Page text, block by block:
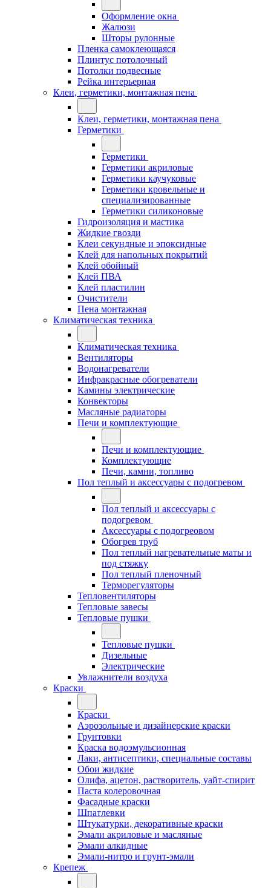
Оформление окна
Жалюзи
Шторы рулонные
Пленка самоклеющаяся
Плинтус потолочный
Потолки подвесные
Рейка интерьерная
Клеи, герметики, монтажная пена
Клеи, герметики, монтажная пена
Герметики
Герметики
Герметики акриловые
Герметики каучуковые
Герметики кровельные и
специализированные
Герметики силиконовые
Гидроизоляция и мастика
Жидкие гвозди
Клеи секундные и эпоксидные
Клей для напольных покрытий
Клей обойный
Клей ПВА
Клей пластилин
Очистители
Пена монтажная
Климатическая техника
Климатическая техника
Вентиляторы
Водонагреватели
Инфракрасные обогреватели
Камины электрические
Конвекторы
Масляные радиаторы
Печи и комплектующие
Печи и комплектующие
Комплектующие
Печи, камни, топливо
Пол теплый и аксессуары с подогревом
Пол теплый и аксессуары с
подогревом
Аксессуары с подогреовом
Обогрев труб
Пол теплый нагревательные маты и
под стяжку
Пол теплый пленочный
Терморегуляторы
Тепловентиляторы
Тепловые завесы
Тепловые пушки
Тепловые пушки
Дизельные
Электрические
Увлажнители воздуха
Краски
Краски
Аэрозольные и дизайнерские краски
Грунтовки
Краска водоэмульсионная
Лаки, антисептики, специальные составы
Обои жидкие
Олифа, ацетон, растворитель, уайт-спирит
Паста колеровочная
Фасадные краски
Шпатлевки
Штукатурки, декоративные краски
Эмали акриловые и масляные
Эмали алкидные
Эмали-нитро и грунт-эмали
Крепеж